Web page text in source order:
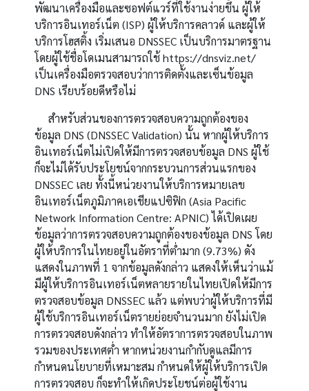
พัฒนาเครื่องมือและซอฟต์แวร์ที่ใช้งานง่ายขึ้น ผู้ให้
บริการอินเทอร์เน็ต (ISP)ผู้ให้บริการคลาวด์ และผู้ให้
บริการโฮสติ้ง เริ่มเสนอ DNSSEC เป็นบริการมาตรฐาน
โดยผู้ใช้ชื่อโดเมนสามารถใช้https://dnsviz.net/
เป็นเครื่องมือตรวจสอบว่าการติดตั้งและเซ็นข้อมูล
DNS เรียบร้อยดีหรือไม่
สำหรับส่วนของการตรวจสอบความถูกต้องของ
ข้อมูล DNS (DNSSEC Validation)นั้น หากผู้ให้บริการ
อินเทอร์เน็ตไม่เปิดให้มีการตรวจสอบข้อมูล DNSผู้ใช้
ก็จะไม่ได้รับประโยชน์จากกระบวนการส่วนแรกของ
DNSSEC เลย ทั้งนี้หน่วยงานให้บริการหมายเลข
อินเทอร์เน็ตภูมิภาคเอเชียแปซิฟิก (Asia Pacific
Network Information Centre: APNIC)ได้เปิดเผย
ข้อมูลว่าการตรวจสอบความถูกต้องของข้อมูล DNSโดย
ผู้ให้บริการในไทยอยู่ในอัตราที่ต่ำมาก (9.73%)ดัง
แสดงในภาพที่ 1จากข้อมูลดังกล่าว แสดงให้เห็นว่าแม้
มีผู้ให้บริการอินเทอร์เน็ตหลายรายในไทยเปิดให้มีการ
ตรวจสอบข้อมูล DNSSEC แล้ว แต่พบว่าผู้ให้บริการที่มี
ผู้ใช้บริการอินเทอร์เน็ตรายย่อยจำนวนมาก ยังไม่เปิด
การตรวจสอบดังกล่าว ทำให้อัตราการตรวจสอบในภาพ
รวมของประเทศต่ำ หากหน่วยงานกำกับดูแลมีการ
กำหนดนโยบายที่เหมาะสม กำหนดให้ผู้ให้บริการเปิด
การตรวจสอบ ก็จะทำให้เกิดประโยชน์ต่อผู้ใช้งาน